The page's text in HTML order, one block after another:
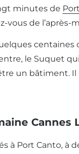
minutes de
vous de l’après-
centaines
le Suquet
un bâtiment.
Cannes
à Port Canto, à